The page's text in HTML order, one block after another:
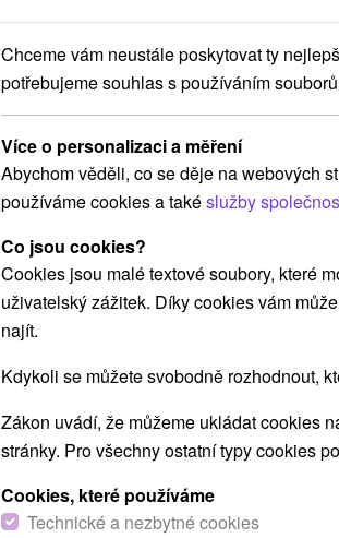
Štrba
Ubytovanie v
Chceme vám neustále poskytovat ty
potřebujeme souhlas s používáním
Více o personalizaci a měření
Abychom věděli, co se děje na webových
používáme cookies a takéslužby
Co jsou cookies?
Cookies jsou malé textové soubory, které
uživatelský zážitek. Díky cookies vám
najít.
Kdykoli se můžete svobodně rozhodnout,
Zákon uvádí, že můžeme ukládat cookies
stránky. Pro všechny ostatní typy cookies
Cookies, které používáme
Technické a nezbytné cookies